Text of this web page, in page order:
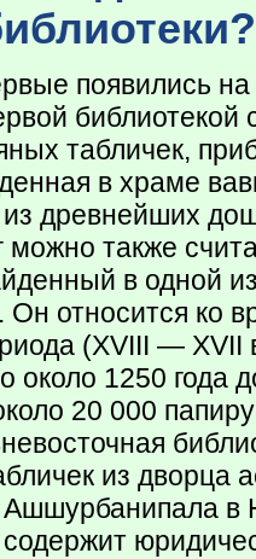
появились
библиотекой
табличек,
в храме
древнейших
можно также
в одной
Он относится ко
(XVIII — XVII
около 1250 года
20 000
из дворца
Ашшурбанипала в
содержит